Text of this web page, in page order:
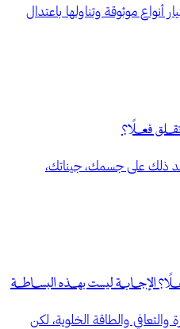
موثوقة وتناولها باعتدال
فعلًا؟
ذلك على جسمك، جيناتك،
الإجابة ليست بهذه البساطة
والتعافي والطاقة الخلوية، لكن